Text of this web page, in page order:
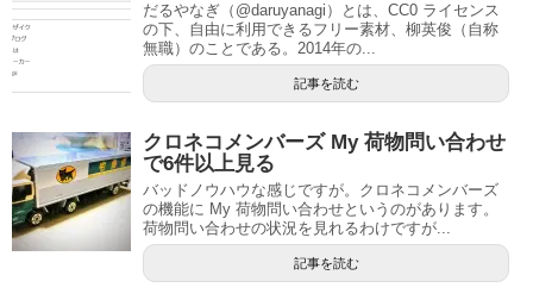
だるやなぎ（@daruyanagi）とは、CC0 ライセンス
の下、自由に利用できるフリー素材、柳英俊（自称
無職）のことである。2014年の...
記事を読む
クロネコメンバーズ My 荷物問い合わせ
で6件以上見る
バッドノウハウな感じですが。クロネコメンバーズ
の機能に My 荷物問い合わせというのがあります。
荷物問い合わせの状況を見れるわけですが...
記事を読む